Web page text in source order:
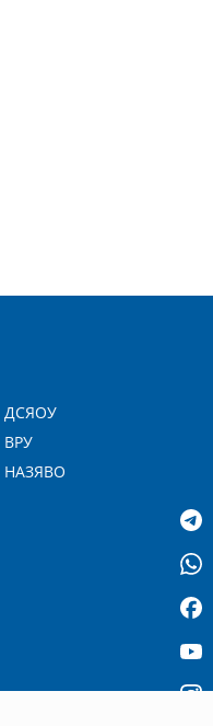
ДСЯОУ
ВРУ
НАЗЯВО